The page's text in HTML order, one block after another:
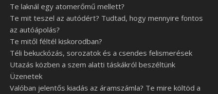
Te laknál egy atomerőmű mellett?
Te mit teszel az autódért? Tudtad, hogy mennyire fontos
az autóápolás?
Te mitől féltél kiskorodban?
Téli bekuckózás, sorozatok és a csendes felismerések
Utazás közben a szem alatti táskákról beszéltünk
Üzenetek
Valóban jelentős kiadás az áramszámla? Te mire költöd a